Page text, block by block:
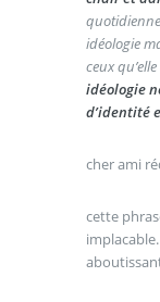
idéologie
ceux
idéologie
d’identité
cher ami
cette